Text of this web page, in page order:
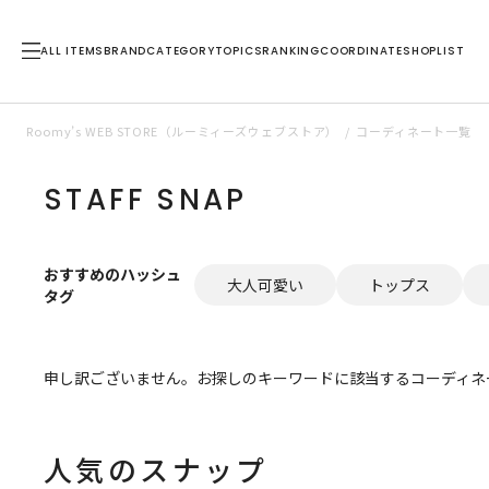
ALL ITEMSBRANDCATEGORYTOPICSRANKINGCOORDINATESHOPLIST
Roomy’s WEB STORE（ルーミィーズウェブストア） コーディネート一覧
STAFF SNAP
おすすめのハッシュ
タグ
大人可愛い トップス
申し訳ございません。お探しのキーワードに該当するコーディ
人気のスナップ